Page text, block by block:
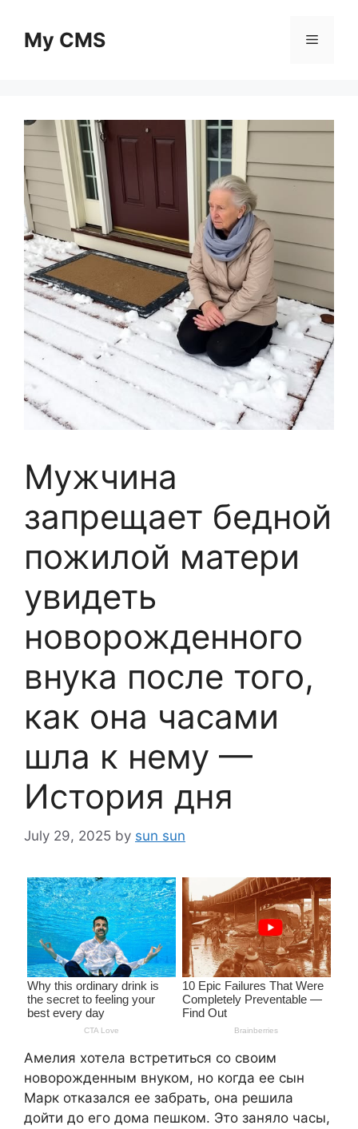
contentMy CMS Menu
Мужчина
запрещает бедной
пожилой матери
увидеть
новорожденного
внука после того,
как она часами
шла к нему —
История дня
July 29, 2025 by sun sun
Амелия хотела встретиться со своим
новорожденным внуком, но когда ее сын
Марк отказался ее забрать, она решила
дойти до его дома пешком. Это заняло часы,